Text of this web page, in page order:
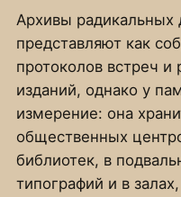
Архивы
представляют как
протоколов встреч и
изданий, однако у
измерение: она
общественных
библиотек, в
типографий и в